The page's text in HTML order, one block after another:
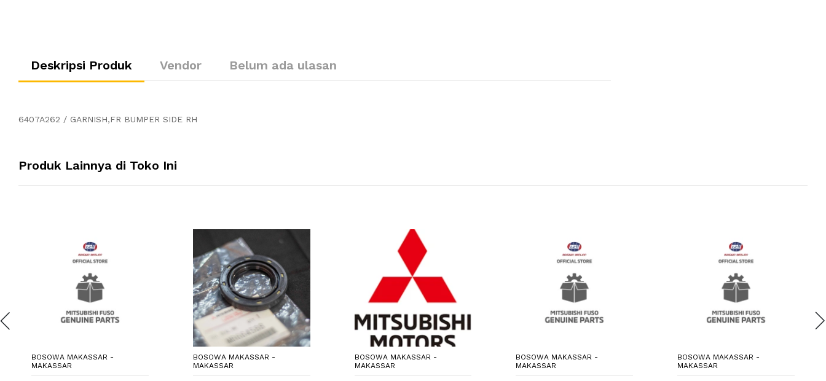
Deskripsi Produk Vendor Belum ada ulasan
6407A262 / GARNISH,FR BUMPER SIDE RH
Produk Lainnya di Toko Ini
BOSOWA MAKASSAR -
MAKASSAR
BOSOWA MAKASSAR -
MAKASSAR
BOSOWA MAKASSAR -
MAKASSAR
BOSOWA MAKASSAR -
MAKASSAR
BOSOWA MAKASSAR -
MAKASSAR